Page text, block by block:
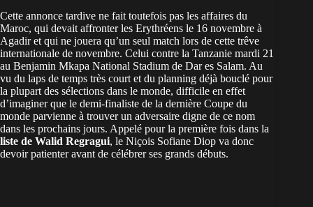
Cette annonce tardive ne fait toutefois pas les affaires du
Maroc, qui devait affronter les Erythréens le 16 novembre à
Agadir et qui ne jouera qu’un seul match lors de cette trêve
internationale de novembre. Celui contre la Tanzanie mardi 21
au Benjamin Mkapa National Stadium de Dar es Salam. Au
vu du laps de temps très court et du planning déjà bouclé pour
la plupart des sélections dans le monde, difficile en effet
d’imaginer que le demi-finaliste de la dernière Coupe du
monde parvienne à trouver un adversaire digne de ce nom
dans les prochains jours. Appelé pour la première fois dans la
liste de Walid Regragui, le Niçois Sofiane Diop va donc
devoir patienter avant de célébrer ses grands débuts.